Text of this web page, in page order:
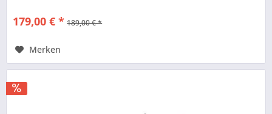
179,00 € * 189,00 € *
Merken